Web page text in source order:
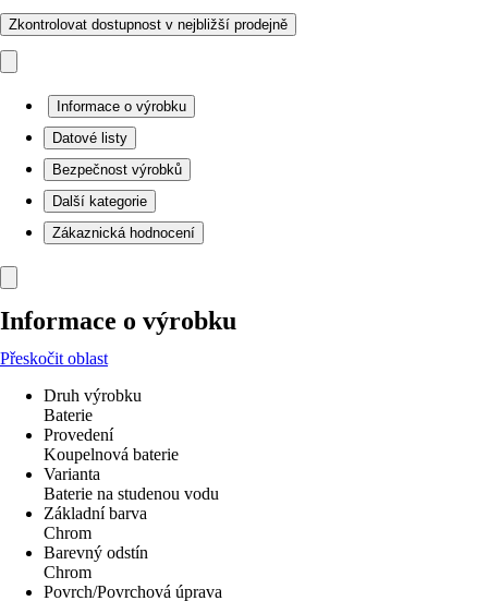
Zkontrolovat dostupnost v nejbližší prodejně
Informace o výrobku
Datové listy
Bezpečnost výrobků
Další kategorie
Zákaznická hodnocení
Informace o výrobku
Přeskočit oblast
Druh výrobku
Baterie
Provedení
Koupelnová baterie
Varianta
Baterie na studenou vodu
Základní barva
Chrom
Barevný odstín
Chrom
Povrch/Povrchová úprava